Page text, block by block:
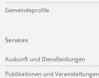
Gemeindeprofile
Services
Navigation
überspringen
Auskunft und Dienstleistungen
Publikationen und Veranstaltungen